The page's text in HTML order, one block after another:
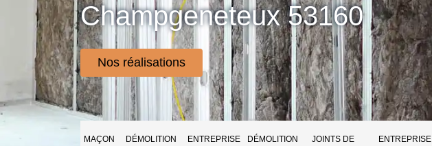
Champgeneteux 53160
Nos réalisations
MAÇON
DÉMOLITION
ENTREPRISE
DÉMOLITION
JOINTS DE
ENTREPRISE